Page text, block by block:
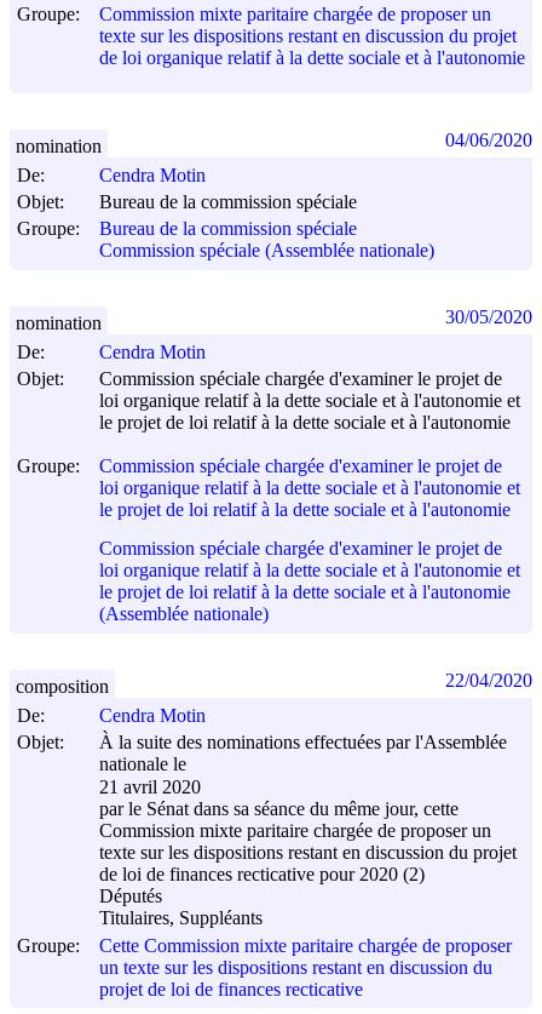
Groupe:
Commission mixte paritaire chargée de proposer un
texte sur les dispositions restant en discussion du projet
de loi organique relatif à la dette sociale et à l'autonomie
De:
Cendra Motin
Objet:
Bureau de la commission spéciale
Groupe:
Bureau de la commission spéciale
Commission spéciale (Assemblée nationale)
nomination 04/06/2020
De:
Cendra Motin
Objet:
Commission spéciale chargée d'examiner le projet de
loi organique relatif à la dette sociale et à l'autonomie et
le projet de loi relatif à la dette sociale et à l'autonomie
Groupe:
Commission spéciale chargée d'examiner le projet de
loi organique relatif à la dette sociale et à l'autonomie et
le projet de loi relatif à la dette sociale et à l'autonomie
Commission spéciale chargée d'examiner le projet de
loi organique relatif à la dette sociale et à l'autonomie et
le projet de loi relatif à la dette sociale et à l'autonomie
(Assemblée nationale)
nomination 30/05/2020
De:
Cendra Motin
Objet:
À la suite des nominations effectuées par l'Assemblée
nationale le
21 avril 2020
par le Sénat dans sa séance du même jour, cette
Commission mixte paritaire chargée de proposer un
texte sur les dispositions restant en discussion du projet
de loi de finances recticative pour 2020 (2)
Députés
Titulaires, Suppléants
Groupe:
Cette Commission mixte paritaire chargée de proposer
un texte sur les dispositions restant en discussion du
projet de loi de finances recticative
composition 22/04/2020